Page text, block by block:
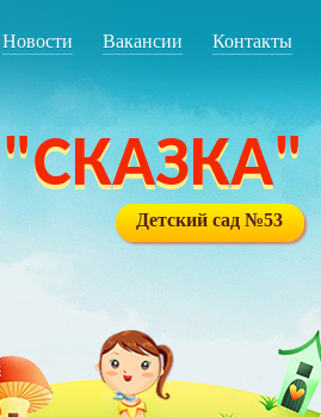
Новости Вакансии Контакты
"СКАЗКА"
Детский сад №53